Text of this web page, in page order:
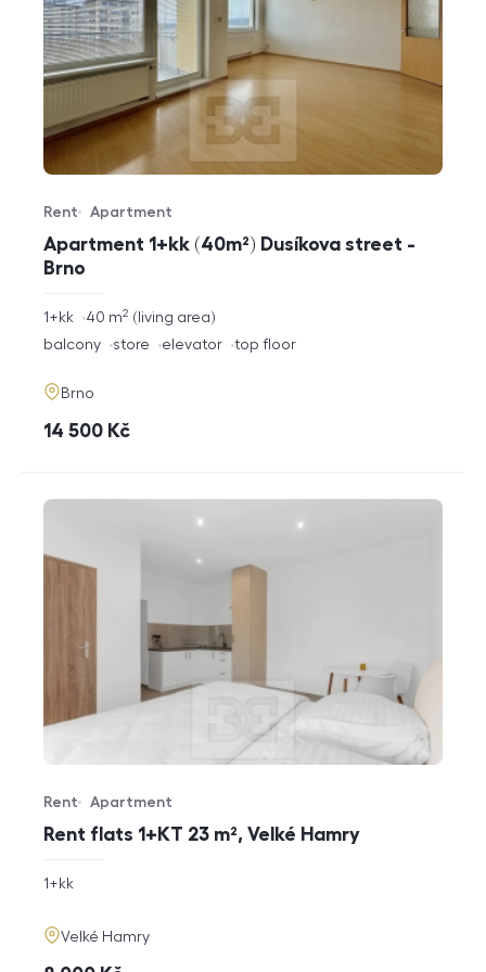
Apartment 1+kk (40m²) Dusíkova street -
Brno
Offer type
Rent
Property type
Apartment
rozměry
1+kk living area
40 m2
funkce
balcony store elevator top floor
adresa
Brno
cena
14 500 Kč
Rent flats 1+KT 23 m², Velké Hamry
Offer type
Rent
Property type
Apartment
rozměry
1+kk
adresa
Velké Hamry